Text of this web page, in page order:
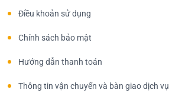
Điều khoản sử dụng
Chính sách bảo mật
Hướng dẫn thanh toán
Thông tin vận chuyển và bàn giao dịch vụ